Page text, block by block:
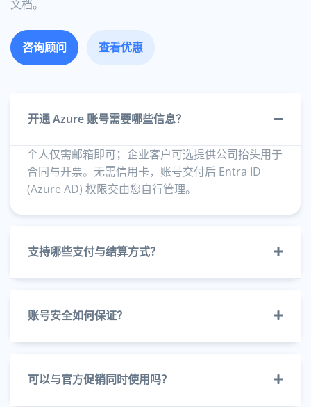
文档。
咨询顾问 查看优惠
开通 Azure 账号需要哪些信息？
个人仅需邮箱即可；企业客户可选提供公司抬头用于
合同与开票。无需信用卡，账号交付后 Entra ID
(Azure AD) 权限交由您自行管理。
支持哪些支付与结算方式？
账号安全如何保证？
可以与官方促销同时使用吗？